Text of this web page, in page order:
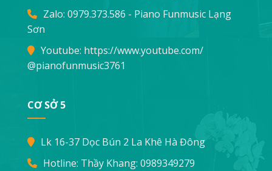
Zalo: 0979.373.586 - Piano Funmusic Lạng
Sơn
Youtube: https://www.youtube.com/
@pianofunmusic3761
CƠ SỞ 5
Lk 16-37 Dọc Bún 2 La Khê Hà Đông
Hotline: Thầy Khang: 0989349279